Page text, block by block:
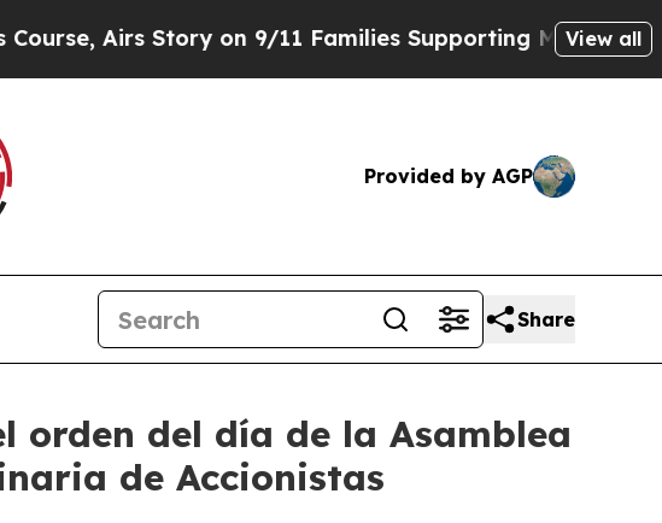
Airs Story on 9/11 Families Supporting MamdaniDefusing
View all
Provided by AGP
Share
orden del día de la Asamblea
de Accionistas